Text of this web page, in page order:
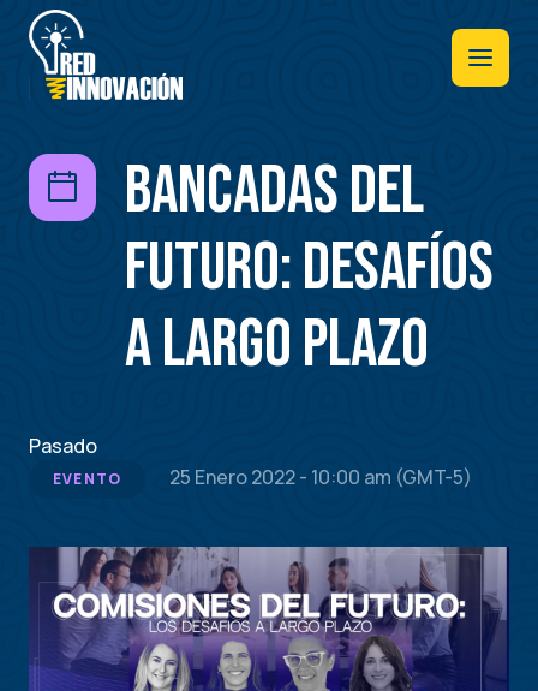
Pasar
contenido
principal
Bancadas del
futuro: desafíos
a largo plazo
Pasado
EVENTO 25 Enero 2022 - 10:00 am (GMT-5)